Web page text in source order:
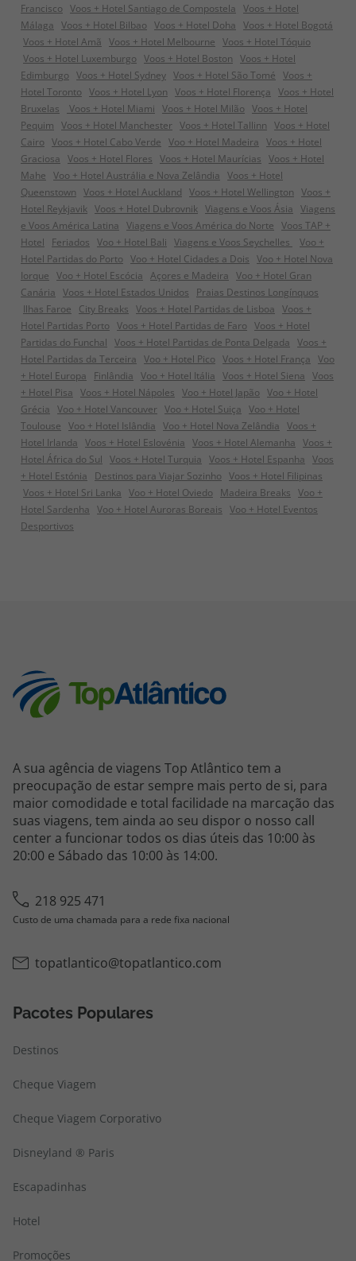
Francisco Voos + Hotel Santiago de Compostela Voos + Hotel
Málaga Voos + Hotel Bilbao Voos + Hotel Doha Voos + Hotel Bogotá
Voos + Hotel Amã Voos + Hotel Melbourne Voos + Hotel Tóquio
Voos + Hotel Luxemburgo Voos + Hotel Boston Voos + Hotel
Edimburgo Voos + Hotel Sydney Voos + Hotel São Tomé Voos +
Hotel Toronto Voos + Hotel Lyon Voos + Hotel Florença Voos + Hotel
Bruxelas
Voos + Hotel Miami Voos + Hotel Milão Voos + Hotel
Pequim Voos + Hotel Manchester Voos + Hotel Tallinn Voos + Hotel
Cairo Voos + Hotel Cabo Verde Voo + Hotel Madeira Voos + Hotel
Graciosa Voos + Hotel Flores Voos + Hotel Maurícias Voos + Hotel
Mahe Voo + Hotel Austrália e Nova Zelândia Voos + Hotel
Queenstown Voos + Hotel Auckland Voos + Hotel Wellington Voos +
Hotel Reykjavik Voos + Hotel Dubrovnik Viagens e Voos Ásia Viagens
e Voos América Latina Viagens e Voos América do Norte Voos TAP +
Hotel
Feriados Voo + Hotel Bali Viagens e Voos Seychelles
Voo +
Hotel Partidas do Porto Voo + Hotel Cidades a Dois Voo + Hotel Nova
Iorque Voo + Hotel Escócia Açores e Madeira Voo + Hotel Gran
Canária Voos + Hotel Estados Unidos
Praias Destinos Longínquos
Ilhas Faroe
City Breaks Voos + Hotel Partidas de Lisboa Voos +
Hotel Partidas Porto Voos + Hotel Partidas de Faro Voos + Hotel
Partidas do Funchal Voos + Hotel Partidas de Ponta Delgada Voos +
Hotel Partidas da Terceira Voo + Hotel Pico Voos + Hotel França Voo
+ Hotel Europa
Finlândia Voo + Hotel Itália Voos + Hotel Siena Voos
+ Hotel Pisa Voos + Hotel Nápoles Voo + Hotel Japão Voo + Hotel
Grécia Voo + Hotel Vancouver Voo + Hotel Suiça Voo + Hotel
Toulouse Voo + Hotel Islândia Voo + Hotel Nova Zelândia Voos +
Hotel Irlanda Voos + Hotel Eslovénia Voos + Hotel Alemanha Voos +
Hotel África do Sul Voos + Hotel Turquia Voos + Hotel Espanha Voos
+ Hotel Estónia
Destinos para Viajar Sozinho Voos + Hotel Filipinas
Voos + Hotel Sri Lanka Voo + Hotel Oviedo Madeira Breaks Voo +
Hotel Sardenha Voo + Hotel Auroras Boreais Voo + Hotel Eventos
Desportivos
A sua agência de viagens Top Atlântico tem a
preocupação de estar sempre mais perto de si, para
maior comodidade e total facilidade na marcação das
suas viagens, tem ainda ao seu dispor o nosso call
center a funcionar todos os dias úteis das 10:00 às
20:00 e Sábado das 10:00 às 14:00.
218 925 471
Custo de uma chamada para a rede fixa nacional
topatlantico@topatlantico.com
Pacotes Populares
Destinos
Cheque Viagem
Cheque Viagem Corporativo
Disneyland ® Paris
Escapadinhas
Hotel
Promoções